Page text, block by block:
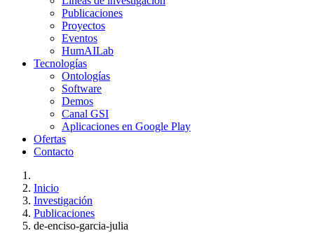
Publicaciones
Proyectos
Eventos
HumAILab
Tecnologías
Ontologías
Software
Demos
Canal GSI
Aplicaciones en Google Play
Ofertas
Contacto
Inicio
Investigación
Publicaciones
de-enciso-garcia-julia